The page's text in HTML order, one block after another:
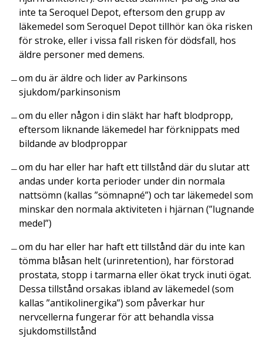
inte ta Seroquel Depot, eftersom den grupp av
läkemedel som Seroquel Depot tillhör kan öka risken
för stroke, eller i vissa fall risken för dödsfall, hos
äldre personer med demens.
om du är äldre och lider av Parkinsons
sjukdom/parkinsonism
om du eller någon i din släkt har haft blodpropp,
eftersom liknande läkemedel har förknippats med
bildande av blodproppar
om du har eller har haft ett tillstånd där du slutar att
andas under korta perioder under din normala
nattsömn (kallas ”sömnapné”) och tar läkemedel som
minskar den normala aktiviteten i hjärnan (”lugnande
medel”)
om du har eller har haft ett tillstånd där du inte kan
tömma blåsan helt (urinretention), har förstorad
prostata, stopp i tarmarna eller ökat tryck inuti ögat.
Dessa tillstånd orsakas ibland av läkemedel (som
kallas ”antikolinergika”) som påverkar hur
nervcellerna fungerar för att behandla vissa
sjukdomstillstånd